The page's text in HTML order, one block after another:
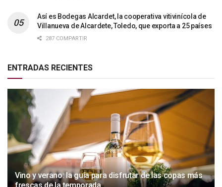
Así es Bodegas Alcardet, la cooperativa vitivinícola de
Villanueva de Alcardete, Toledo, que exporta a 25 países
287 COMPARTIR
ENTRADAS RECIENTES
Vino y verano: la guía para disfrutar de las copas más